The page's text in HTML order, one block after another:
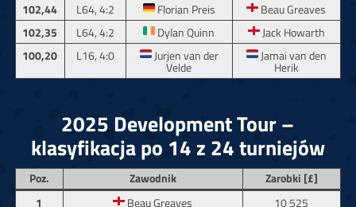
102,44 L64, 4:2 Florian Preis
Beau Greaves
102,35
L64, 4:2 Dylan Quinn
Jack Howarth
100,20
L16, 4:0 Jurjen van der
Velde
Jamai van den
Herik
2025 Development Tour –
klasyfikacja po 14 z 24 turniejów
Poz. Zawodnik
Zarobki [£]
1
Beau Greaves
10 525